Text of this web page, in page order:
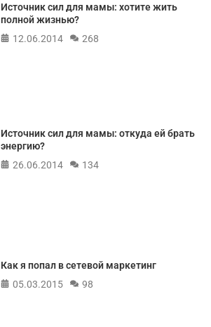
Источник сил для мамы: хотите жить
полной жизнью?
12.06.2014
268
Источник сил для мамы: откуда ей брать
энергию?
26.06.2014
134
Как я попал в сетевой маркетинг
05.03.2015
98